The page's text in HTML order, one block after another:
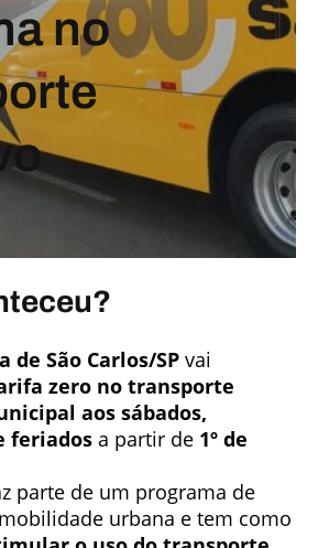
no
de São Carlos/SP vai
zero no transporte
aos sábados,
feriados a partir de 1º de
parte de um programa de
urbana e tem como